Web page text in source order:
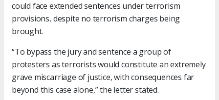
could face extended sentences under terrorism
provisions, despite no terrorism charges being
brought.
“To bypass the jury and sentence a group of
protesters as terrorists would constitute an extremely
grave miscarriage of justice, with consequences far
beyond this case alone,” the letter stated.